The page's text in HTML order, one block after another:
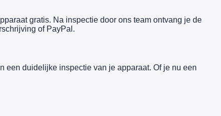
gratis. Na inspectie door ons team ontvang je de
of PayPal.
een duidelijke inspectie van je apparaat. Of je nu een